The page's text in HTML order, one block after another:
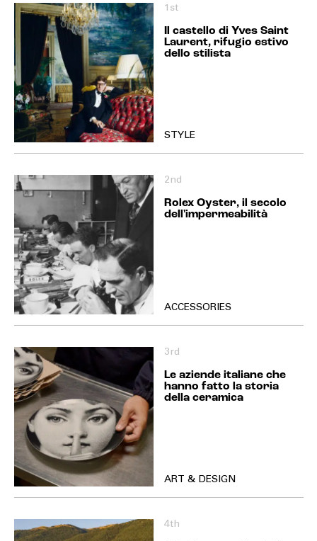
1st
Il castello di Yves Saint
Laurent, rifugio estivo
dello stilista
STYLE
2nd
Rolex Oyster, il secolo
dell'impermeabilità
ACCESSORIES
3rd
Le aziende italiane che
hanno fatto la storia
della ceramica
ART & DESIGN
4th